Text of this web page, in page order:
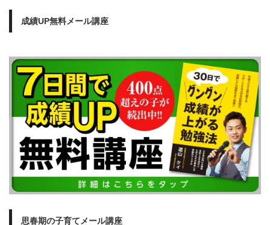
成績UP無料メール講座
思春期の子育てメール講座